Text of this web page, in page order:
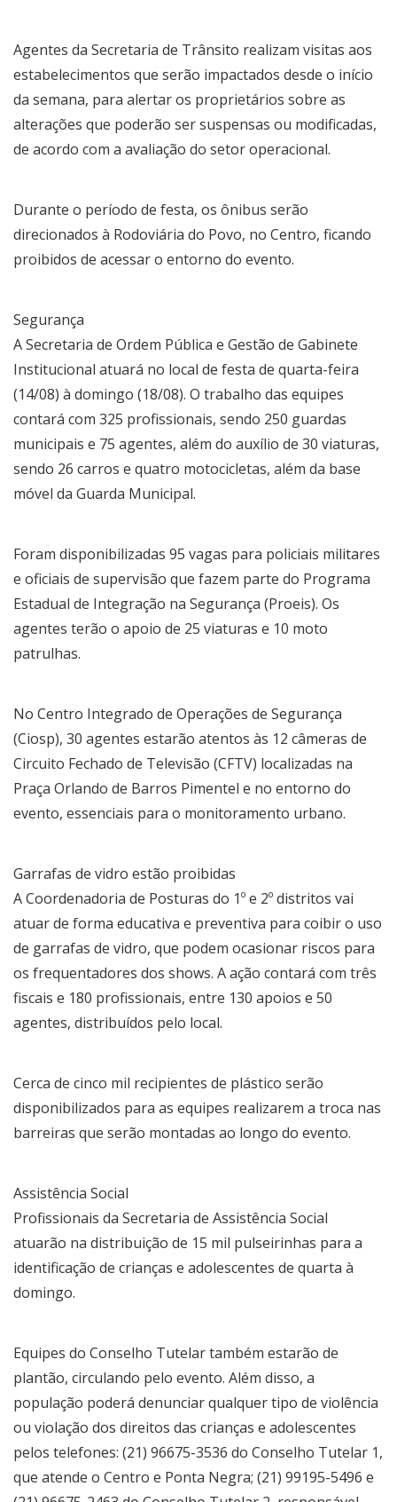
Agentes da Secretaria de Trânsito realizam visitas aos
estabelecimentos que serão impactados desde o início
da semana, para alertar os proprietários sobre as
alterações que poderão ser suspensas ou modificadas,
de acordo com a avaliação do setor operacional.
Durante o período de festa, os ônibus serão
direcionados à Rodoviária do Povo, no Centro, ficando
proibidos de acessar o entorno do evento.
Segurança
A Secretaria de Ordem Pública e Gestão de Gabinete
Institucional atuará no local de festa de quarta-feira
(14/08) à domingo (18/08). O trabalho das equipes
contará com 325 profissionais, sendo 250 guardas
municipais e 75 agentes, além do auxílio de 30 viaturas,
sendo 26 carros e quatro motocicletas, além da base
móvel da Guarda Municipal.
Foram disponibilizadas 95 vagas para policiais militares
e oficiais de supervisão que fazem parte do Programa
Estadual de Integração na Segurança (Proeis). Os
agentes terão o apoio de 25 viaturas e 10 moto
patrulhas.
No Centro Integrado de Operações de Segurança
(Ciosp), 30 agentes estarão atentos às 12 câmeras de
Circuito Fechado de Televisão (CFTV) localizadas na
Praça Orlando de Barros Pimentel e no entorno do
evento, essenciais para o monitoramento urbano.
Garrafas de vidro estão proibidas
A Coordenadoria de Posturas do 1º e 2º distritos vai
atuar de forma educativa e preventiva para coibir o uso
de garrafas de vidro, que podem ocasionar riscos para
os frequentadores dos shows. A ação contará com três
fiscais e 180 profissionais, entre 130 apoios e 50
agentes, distribuídos pelo local.
Cerca de cinco mil recipientes de plástico serão
disponibilizados para as equipes realizarem a troca nas
barreiras que serão montadas ao longo do evento.
Assistência Social
Profissionais da Secretaria de Assistência Social
atuarão na distribuição de 15 mil pulseirinhas para a
identificação de crianças e adolescentes de quarta à
domingo.
Equipes do Conselho Tutelar também estarão de
plantão, circulando pelo evento. Além disso, a
população poderá denunciar qualquer tipo de violência
ou violação dos direitos das crianças e adolescentes
pelos telefones: (21) 96675-3536 do Conselho Tutelar 1,
que atende o Centro e Ponta Negra; (21) 99195-5496 e